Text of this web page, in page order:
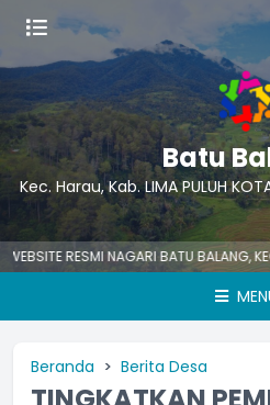
Batu
Kec. Harau, Kab. LIMA PULUH
RESMI NAGARI BATU BALANG, KEC.
Beranda Berita Desa